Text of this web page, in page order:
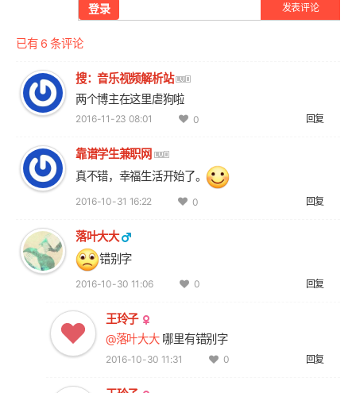
登录 发表评论
已有 6 条评论
搜：音乐视频解析站
两个博主在这里虐狗啦
2016-11-23 08:01 回复
0
靠谱学生兼职网
真不错，幸福生活开始了。
2016-10-31 16:22 回复
0
落叶大大
错别字
2016-10-30 11:06 回复
0
王玲子
@落叶大大 哪里有错别字
2016-10-30 11:31 回复
0